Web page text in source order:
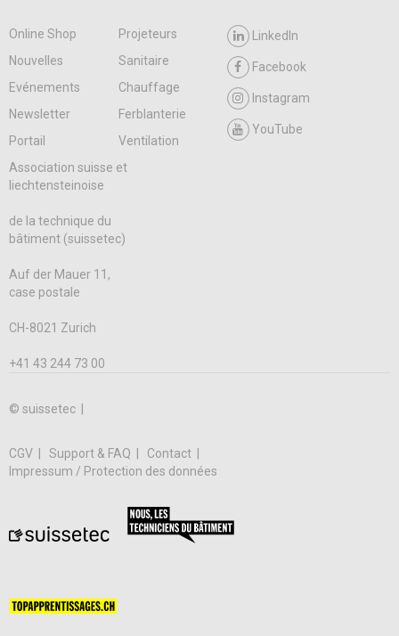
Online Shop
Projeteurs
Nouvelles
Sanitaire
Evénements
Chauffage
Newsletter
Ferblanterie
Portail
Ventilation
LinkedIn
Facebook
Instagram
YouTube
Association suisse et
liechtensteinoise
de la technique du
bâtiment (suissetec)
Auf der Mauer 11,
case postale
CH-8021 Zurich
+41 43 244 73 00
© suissetec |
CGV Support & FAQ
Contact
Impressum / Protection des données